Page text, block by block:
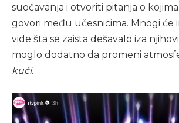
suočavanja i otvoriti pitanja o
govori među učesnicima. Mnogi će
vide šta se zaista dešavalo iza
moglo dodatno da promeni
kući.